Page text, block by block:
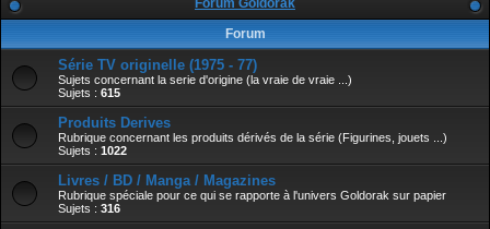
r
Forum Goldorak
Forum
Série TV originelle (1975 - 77)
Sujets concernant la serie d'origine (la vraie de vraie ...)
Sujets : 615
Produits Derives
Rubrique concernant les produits dérivés de la série (Figurines, jouets ...)
Sujets : 1022
Livres / BD / Manga / Magazines
Rubrique spéciale pour ce qui se rapporte à l'univers Goldorak sur papier
Sujets : 316